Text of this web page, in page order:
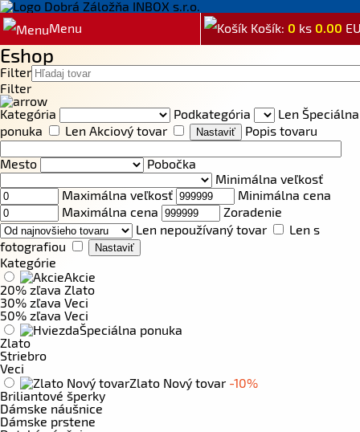
Menu Košík: 0 ks 0.00
Eshop
Filter
Filter
Kategória
Podkategória
Len Špeciálna
ponuka
Len Akciový tovar Popis tovaru
Mesto
Pobočka
Minimálna veľkosť
Maximálna veľkosť
Minimálna cena
Maximálna cena
Zoradenie
Len nepoužívaný tovar
Len s
fotografiou
Kategórie
Akcie
20% zľava Zlato
30% zľava Veci
50% zľava Veci
Špeciálna ponuka
Zlato
Striebro
Veci
Zlato Nový tovar -10%
Briliantové šperky
Dámske náušnice
Dámske prstene